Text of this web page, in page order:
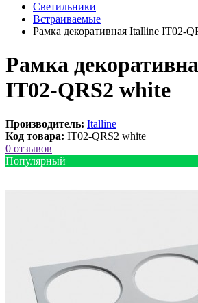
Светильники
Встраиваемые
Рамка декоративная Italline IT02-
Рамка
IT02-QRS2 white
Производитель: Italline
Код товара: IT02-QRS2 white
0 отзывов
Популярный